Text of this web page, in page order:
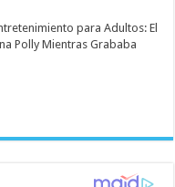
para Adultos: El
Polly Mientras Grababa